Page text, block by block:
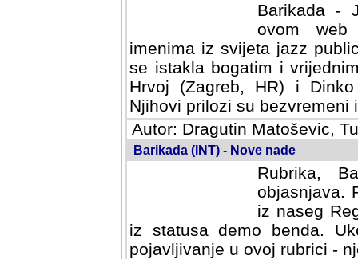
Barikada -
ovom web
imenima iz svijeta jazz
se istakla bogatim i
Hrvoj (Zagreb, HR) i
Njihovi prilozi su bezvremeni
Autor: Dragutin Matoševic,
Barikada (INT) - Nove nade
Rubrika,
objasnjava.
iz naseg
iz statusa demo benda.
pojavljivanje u ovoj rubrici -